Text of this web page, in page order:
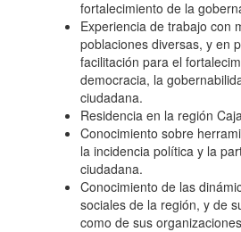
DIVERSAS
MARCO
fortalecimiento de la
Experiencia de trabajo con
poblaciones diversas, y en
facilitación para el
democracia, la
ciudadana.
Residencia en la región
Conocimiento sobre
la incidencia política y la
ciudadana.
Conocimiento de las
sociales de la región, y de
como de sus